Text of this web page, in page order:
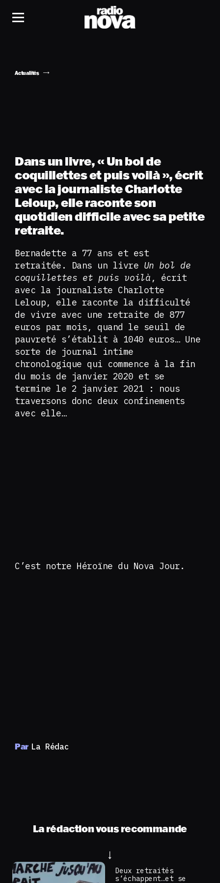
Actualités
Dans un livre, « Un bol de
coquillettes et puis voilà », écrit
avec la journaliste Charlotte
Leloup, elle raconte son
quotidien difficile avec sa petite
retraite.
Bernadette a 77 ans et est
retraitée. Dans un livre Un bol de
coquillettes et puis voilà , écrit
avec la journaliste Charlotte
Leloup, elle raconte la difficulté
de vivre avec une retraite de 877
euros par mois, quand le seuil de
pauvreté s’établit à 1040 euros… Une
sorte de journal intime
chronologique qui commence à la fin
du mois de janvier 2020 et se
termine le 2 janvier 2021 : nous
traversons donc deux confinements
avec elle…
C’est notre Héroïne du Nova Jour.
Par La Rédac
La rédaction vous recommande
Deux retraités
s’échappent…et se